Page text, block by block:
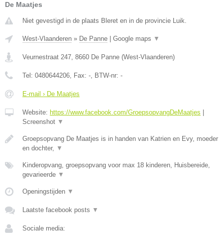
De Maatjes
Niet gevestigd in de plaats Bleret en in de provincie Luik.
West-Vlaanderen » De Panne Google maps ▼
Veurnestraat 247, 8660 De Panne (West-Vlaanderen)
Tel: 0480644206, Fax: -, BTW-nr: -
E-mail › De Maatjes
Website: https://www.facebook.com/GroepsopvangDeMaatjes
Screenshot ▼
Groepsopvang De Maatjes is in handen van Katrien en Evy, moeder
en dochter, ▼
Kinderopvang, groepsopvang voor max 18 kinderen, Huisbereide,
gevarieerde ▼
Openingstijden ▼
Laatste facebook posts ▼
Sociale media: